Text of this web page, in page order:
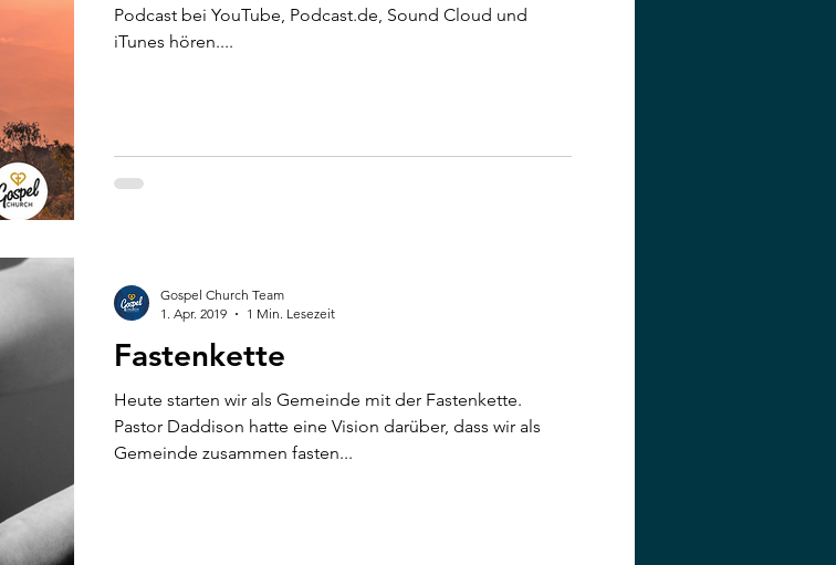
Podcast bei YouTube, Podcast.de, Sound Cloud und
iTunes hören....
Fastenkette
Heute starten wir als Gemeinde mit der Fastenkette.
Pastor Daddison hatte eine Vision darüber, dass wir als
Gemeinde zusammen fasten...
Gospel Church Team
1. Apr. 2019
1 Min. Lesezeit